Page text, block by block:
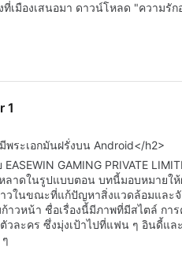
เมืองเสนอมา ดาวน์โหลด "ความรัก
1
ระเอกมันฝรั่งบน Android</h2>
GAMING PRIVATE
ลาดในรูปแบบตอน บทนี้มอบหมายใ
วในขณะที่แก้ปัญหาสิ่งแวดล้อมและ
าวหน้า ชื่อเรื่องนี้มีภาพที่มีสไตล์ กา
ละคร ซึ่งมุ่งเป้าไปที่แฟน ๆ อินดี้แล